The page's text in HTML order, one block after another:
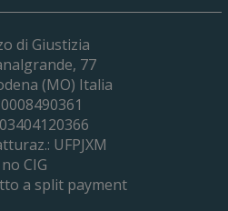
– Elezioni Dei Delegati
di Giustizia
77
(MO) Italia
UFPJXM
no CIG
a split payment